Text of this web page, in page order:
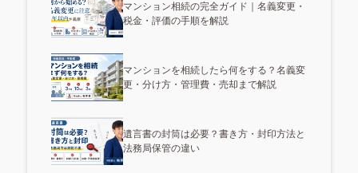
マンション相続の完全ガイド｜名義変更・
税金・評価の手順を解説
マンションを相続したら何をする？名義変
更・分け方・管理費・売却まで解説
遺言書の封筒は必要？書き方・封印方法と
法務局保管の違い